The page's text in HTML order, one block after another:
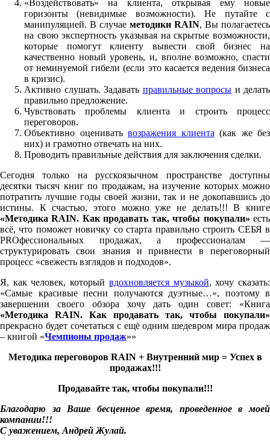
«Воздействовать» на клиента, открывая ему новые
горизонты (невидимые возможности). Не путайте с
манипуляцией. В случае методики RAIN, Вы полагаетесь
на свою экспертность указывая на скрытые возможности,
которые помогут клиенту вывести свой бизнес на
качественно новый уровень, и, вполне возможно, спасти
от неминуемой гибели (если это касается ведения бизнеса
в кризис).
Активно слушать. Задавать правильные вопросы и делать
правильно предложение.
Чувствовать проблемы клиента и строить процесс
переговоров.
Объективно оценивать возражения клиента (как же без
них) и грамотно отвечать на них.
Проводить правильные действия для заключения сделки.
Сегодня только на русскоязычном пространстве доступны
десятки тысяч книг по продажам, на изучение которых можно
потратить лучшие годы своей жизни, так и не докопавшись до
истины. К счастью, этого можно уже не делать!!! В книге
«МетодикаRAIN. Как продавать так, чтобы покупали»есть
всё, что поможет новичку со старта правильно строить СЕБЯ в
PROфессиональных продажах, а профессионалам —
структурировать свои знания и привнести в переговорный
процесс «свежесть взглядов и подходов».
Я, как человек, который вдохновляется музыкой, хочу сказать:
«Самые красивые песни получаются дуэтные…», поэтому в
завершении своего обзора хочу дать один совет: «Книга
«Методика RAIN. Как продавать так, чтобы покупали»
прекрасно будет сочетаться с ещё одним шедевром мира продаж
– книгой «Чемпионы продаж»»
Методика переговоров RAIN + Внутренний мир = Успех в
продажах!!!
Продавайте так, чтобы покупали!!!
Благодарю за Ваше бесценное время, проведенное в моей
компании!!!
С уважением, Андрей Жулай.